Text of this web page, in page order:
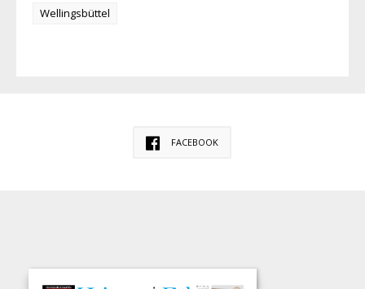
Wellingsbüttel
FACEBOOK